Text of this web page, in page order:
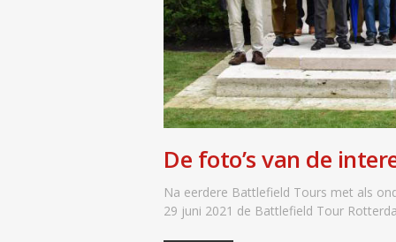
De foto’s van de
Na eerdere Battlefield Tours met als
29 juni 2021 de Battlefield Tour